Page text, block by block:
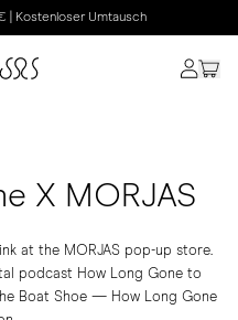
| Kostenloser Umtausch
X MORJAS
at the MORJAS pop-up store.
podcast How Long Gone to
Boat Shoe — How Long Gone